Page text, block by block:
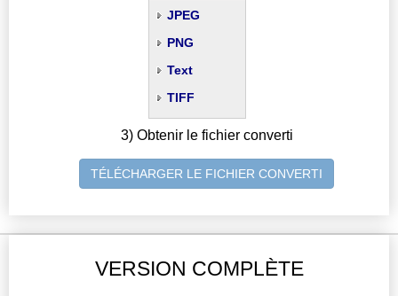
JPEG
PNG
Text
TIFF
3) Obtenir le fichier converti
TÉLÉCHARGER LE FICHIER CONVERTI
VERSION COMPLÈTE